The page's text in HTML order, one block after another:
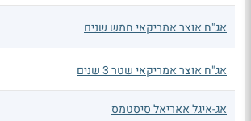
אג"ח אוצר אמריקאי חמש שנים
אג"ח אוצר אמריקאי שטר 3 שנים
אג-איגל אאריאל סיסטמס